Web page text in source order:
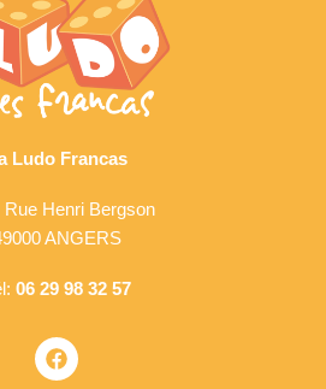
Ludo Francas
Rue Henri Bergson
ANGERS
06 29 98 32 57